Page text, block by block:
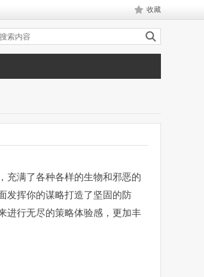
收藏
充满了各种各样的生物和邪恶的
发挥你的谋略打造了坚固的防
进行无尽的策略体验感，更加丰